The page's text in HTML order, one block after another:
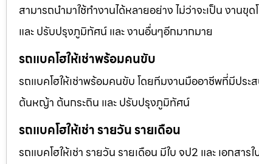
สามารถนำมาใช้ทำงานได้หลายอย่าง ไม่ว่าจะเป็น งา
และ ปรับปรุงภูมิทัศน์ และ งานอื่นๆอีกมากมาย
รถแบคโฮให้เช่าพร้อมคนขับ
รถแบคโฮให้เช่าพร้อมคนขับ โดยทีมงานมืออาชีพที่มีปร
ต้นหญ้า ต้นกระถิน และ ปรับปรุงภูมิทัศน์
รถแบคโฮให้เช่า รายวัน รายเดือน
รถแบคโฮให้เช่า รายวัน รายเดือน มีใบ จป2 และ เอกสา